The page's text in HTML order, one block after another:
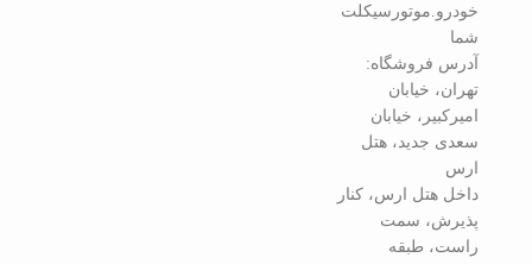
خودرو.موتورسیکلت
شما
آدرس فروشگاه:
تهران، خیابان
امیرکبیر، خیابان
سعدی جدید، هتل
ارس
داخل هتل ارس، کنار
پذیرش، سمت
راست، طبقه